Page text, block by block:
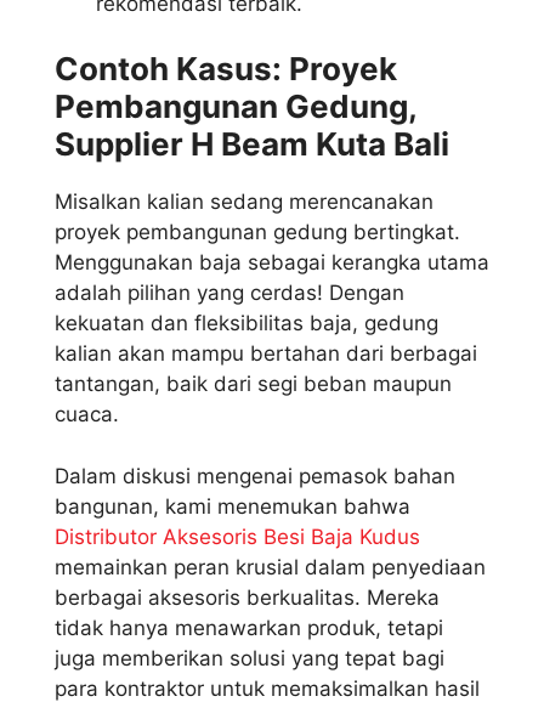
Contoh Kasus: Proyek
Pembangunan Gedung,
Supplier H Beam Kuta Bali
Misalkan kalian sedang merencanakan
proyek pembangunan gedung bertingkat.
Menggunakan baja sebagai kerangka utama
adalah pilihan yang cerdas! Dengan
kekuatan dan fleksibilitas baja, gedung
kalian akan mampu bertahan dari berbagai
tantangan, baik dari segi beban maupun
cuaca.
Dalam diskusi mengenai pemasok bahan
bangunan, kami menemukan bahwa
Distributor Aksesoris Besi Baja Kudus
memainkan peran krusial dalam penyediaan
berbagai aksesoris berkualitas. Mereka
tidak hanya menawarkan produk, tetapi
juga memberikan solusi yang tepat bagi
para kontraktor untuk memaksimalkan hasil